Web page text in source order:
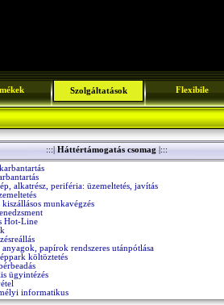
Szolgáltatások Flexibile
:::| Háttértámogatás csomag |:::
alkatrész, periféria: üzemeltetés, javítás
munkavégzés
Hot-Line
papírok rendszeres utánpótlása
költöztetés
ügyintézés
informatikus